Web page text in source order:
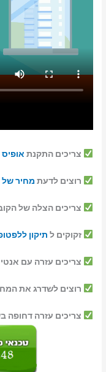
צריכים התקנת אופיס
רוצים לדעת מחיר של
צריכים הצלה של
זקוקים ל תיקון
צריכים עזרה עם
רוצים לשדרג את
צריכים עזרה דחופה